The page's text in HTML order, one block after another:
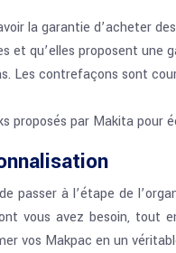
la garantie d’acheter
et qu’elles proposent une
Les contrefaçons sont
proposés par Makita pour
passer à l’étape de
vous avez besoin, tout
vos Makpac en un